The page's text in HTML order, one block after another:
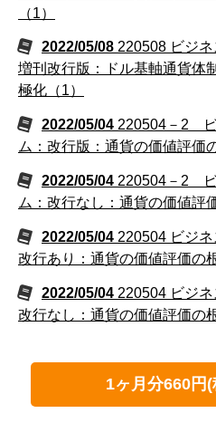
（1）
2022/05/08 220508 ビジ
増刊改行版：ドル基軸通貨体
極化（1）
2022/05/04 220504－2 ビ
ム：改行版：通貨の価値評価
2022/05/04 220504－2 ビ
ム：改行なし：通貨の価値評
2022/05/04 220504 ビジ
改行あり：通貨の価値評価の
2022/05/04 220504 ビジ
改行なし：通貨の価値評価の
1ヶ月分660円